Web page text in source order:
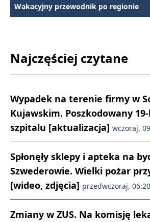
Wakacyjny przewodnik po regionie
Najczęściej czytane
Wypadek na terenie firmy w
Kujawskim. Poszkodowany
szpitalu [aktualizacja] wczoraj,
Spłonęły sklepy i apteka na
Szwederowie. Wielki pożar
[wideo, zdjęcia] przedwczoraj, 06:20
Zmiany w ZUS. Na komisję